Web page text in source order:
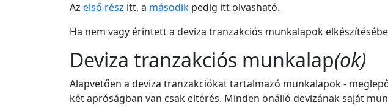
Az első rész itt, a második pedig itt olvasható.
Ha nem vagy érintett a deviza tranzakciós munkalapok
Deviza tranzakciós munkalap(ok)
Alapvetően a deviza tranzakciókat tartalmazó munkalapok -
két apróságban van csak eltérés. Minden önálló devizának saját